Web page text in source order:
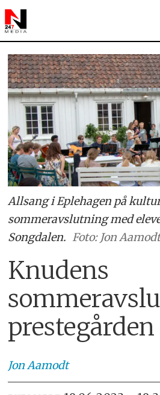
Allsang i Eplehagen på
sommeravslutning med
Songdalen. Foto: Jon Aamodt
Knudens
prestegården
JonAamodt